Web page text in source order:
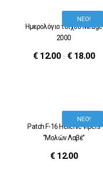
ΝΕΟ!
Ημερολόγιο τοίχου Mirage
2000
€ 12.00–€ 18.00
ΝΕΟ!
Patch F-16 Hellenic Vipers
“Μολών Λαβέ”
€ 12.00